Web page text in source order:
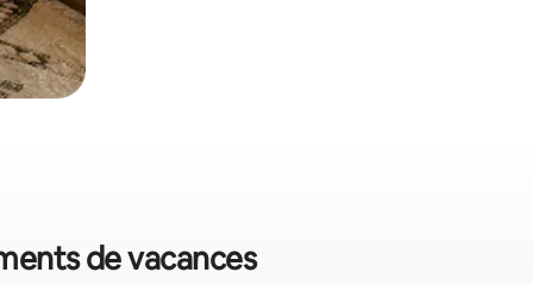
de vacances